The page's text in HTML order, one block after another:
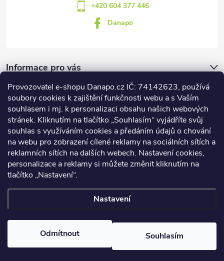
Provozovatel e-shopu Danapo.cz IČ: 74142623, používá
soubory cookies k zajištění funkčnosti webu a s Vaším
souhlasem i mj. k personalizaci obsahu našich webových
stránek. Kliknutím na tlačítko „Souhlasím“ vyjádříte svůj
souhlas s využíváním cookies a předáním údajů o chování
na webu pro zobrazení cílené reklamy na sociálních sítích a
reklamních sítích na dalších webech. Nastavení cookies,
personalizace a reklamy si můžete změnit kliknutím na
tlačítko „Nastavení“.
Nastavení
Odmítnout Souhlasím
+420 604 377 446
Danapo
Informace pro vás
Dotazník
Co upřednosťnujete?
Počet hlasů:437
Facebook
Upravit nastavení cookies